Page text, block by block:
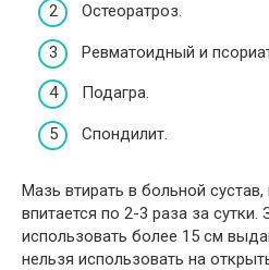
Остеоратроз.
Ревматоидный и
Подагра.
Спондилит.
Мазь втирать в больной
впитается по 2-3 раза за сутки.
использовать более 15 см
нельзя использовать на